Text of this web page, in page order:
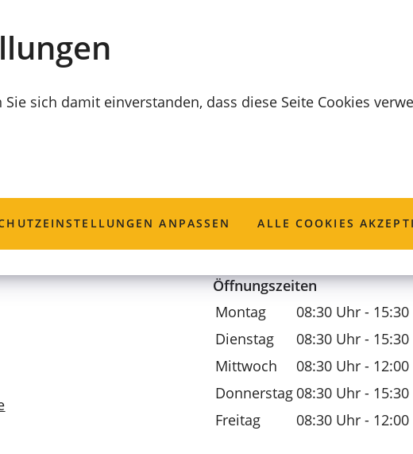
sich damit einverstanden, dass diese Seite Cookies
ANPASSEN ALLE COOKIES
Öffnungszeiten
Montag
08:30 Uhr -
Dienstag
08:30 Uhr -
Mittwoch
08:30 Uhr -
Donnerstag 08:30 Uhr -
Freitag
08:30 Uhr -